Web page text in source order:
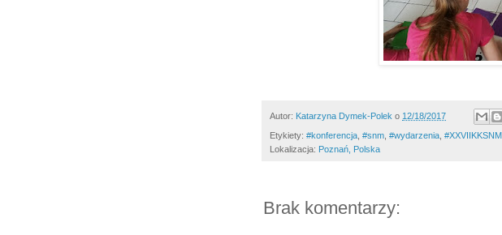
Autor: Katarzyna Dymek-Polek o 12/18/2017
Etykiety: ‪#‎konferencja‬‪, #snm, #wydarzenia, #XXVIIKKSNM
Lokalizacja: Poznań, Polska
Brak komentarzy: